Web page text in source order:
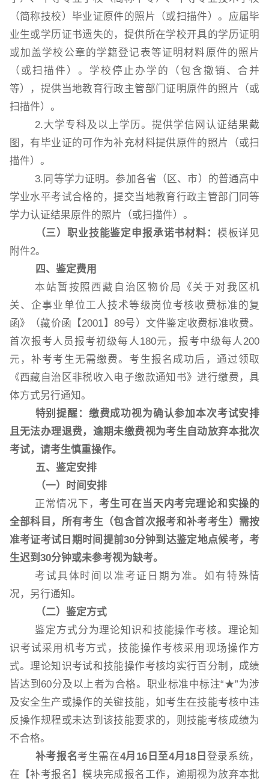
（简称技校）毕业证原件的照片（或扫描件）。应届毕
业生或学历证书遗失的，提供所在学校开具的学历证明
或加盖学校公章的学籍登记表等证明材料原件的照片
（或扫描件）。学校停止办学的（包含撤销、合并
等），提供当地教育行政主管部门证明原件的照片（或
扫描件）。
2.大学专科及以上学历。提供学信网认证结果截
图，有毕业证的可作为补充材料提供原件的照片（或扫
描件）。
3.同等学力证明。参加各省（区、市）的普通高中
学业水平考试合格的，提交当地教育行政主管部门同等
学力认证结果原件的照片（或扫描件）。
（三）职业技能鉴定申报承诺书材料： 模板详见
附件2。
四、鉴定费用
本站暂按照西藏自治区物价局《关于对我区机
关、企事业单位工人技术等级岗位考核收费标准的复
函》（藏价函【2001】89号）文件鉴定收费标准收费。
首次报考人员报考初级每人180元，报考中级每人200
元，补考考生无需缴费。考生报名成功后，通过领取
《西藏自治区非税收入电子缴款通知书》进行缴费，具
体方式另行通知。
特别提醒：缴费成功视为确认参加本次考试安排
且无法办理退费，逾期未缴费视为考生自动放弃本批次
考试，请考生慎重操作。
五、鉴定安排
（一）时间安排
正常情况下，考生可在当天内考完理论和实操的
全部科目，所有考生（包含首次报考和补考考生）需按
准考证考试日期时间提前30分钟到达鉴定地点候考，考
生迟到 30分钟或未参考视为缺考。
考试具体时间以准考证日期为准。如有特殊情
况，另行通知。
（二）鉴定方式
鉴定方式分为理论知识和技能操作考核。理论知
识考试采用机考方式，技能操作考核采用现场操作方
式。理论知识考试和技能操作考核均实行百分制，成绩
皆达到 60分及以上者为合格。职业标准中标注“★”为涉
及安全生产或操作的关键技能，如考生在技能考核中违
反操作规程或未达到该技能要求的，则技能考核成绩为
不合格。
补考报名考生需在4月 16 日 至4月 18 日 登录系统，
在【补考报名】模块完成报名工作，逾期视为放弃本批